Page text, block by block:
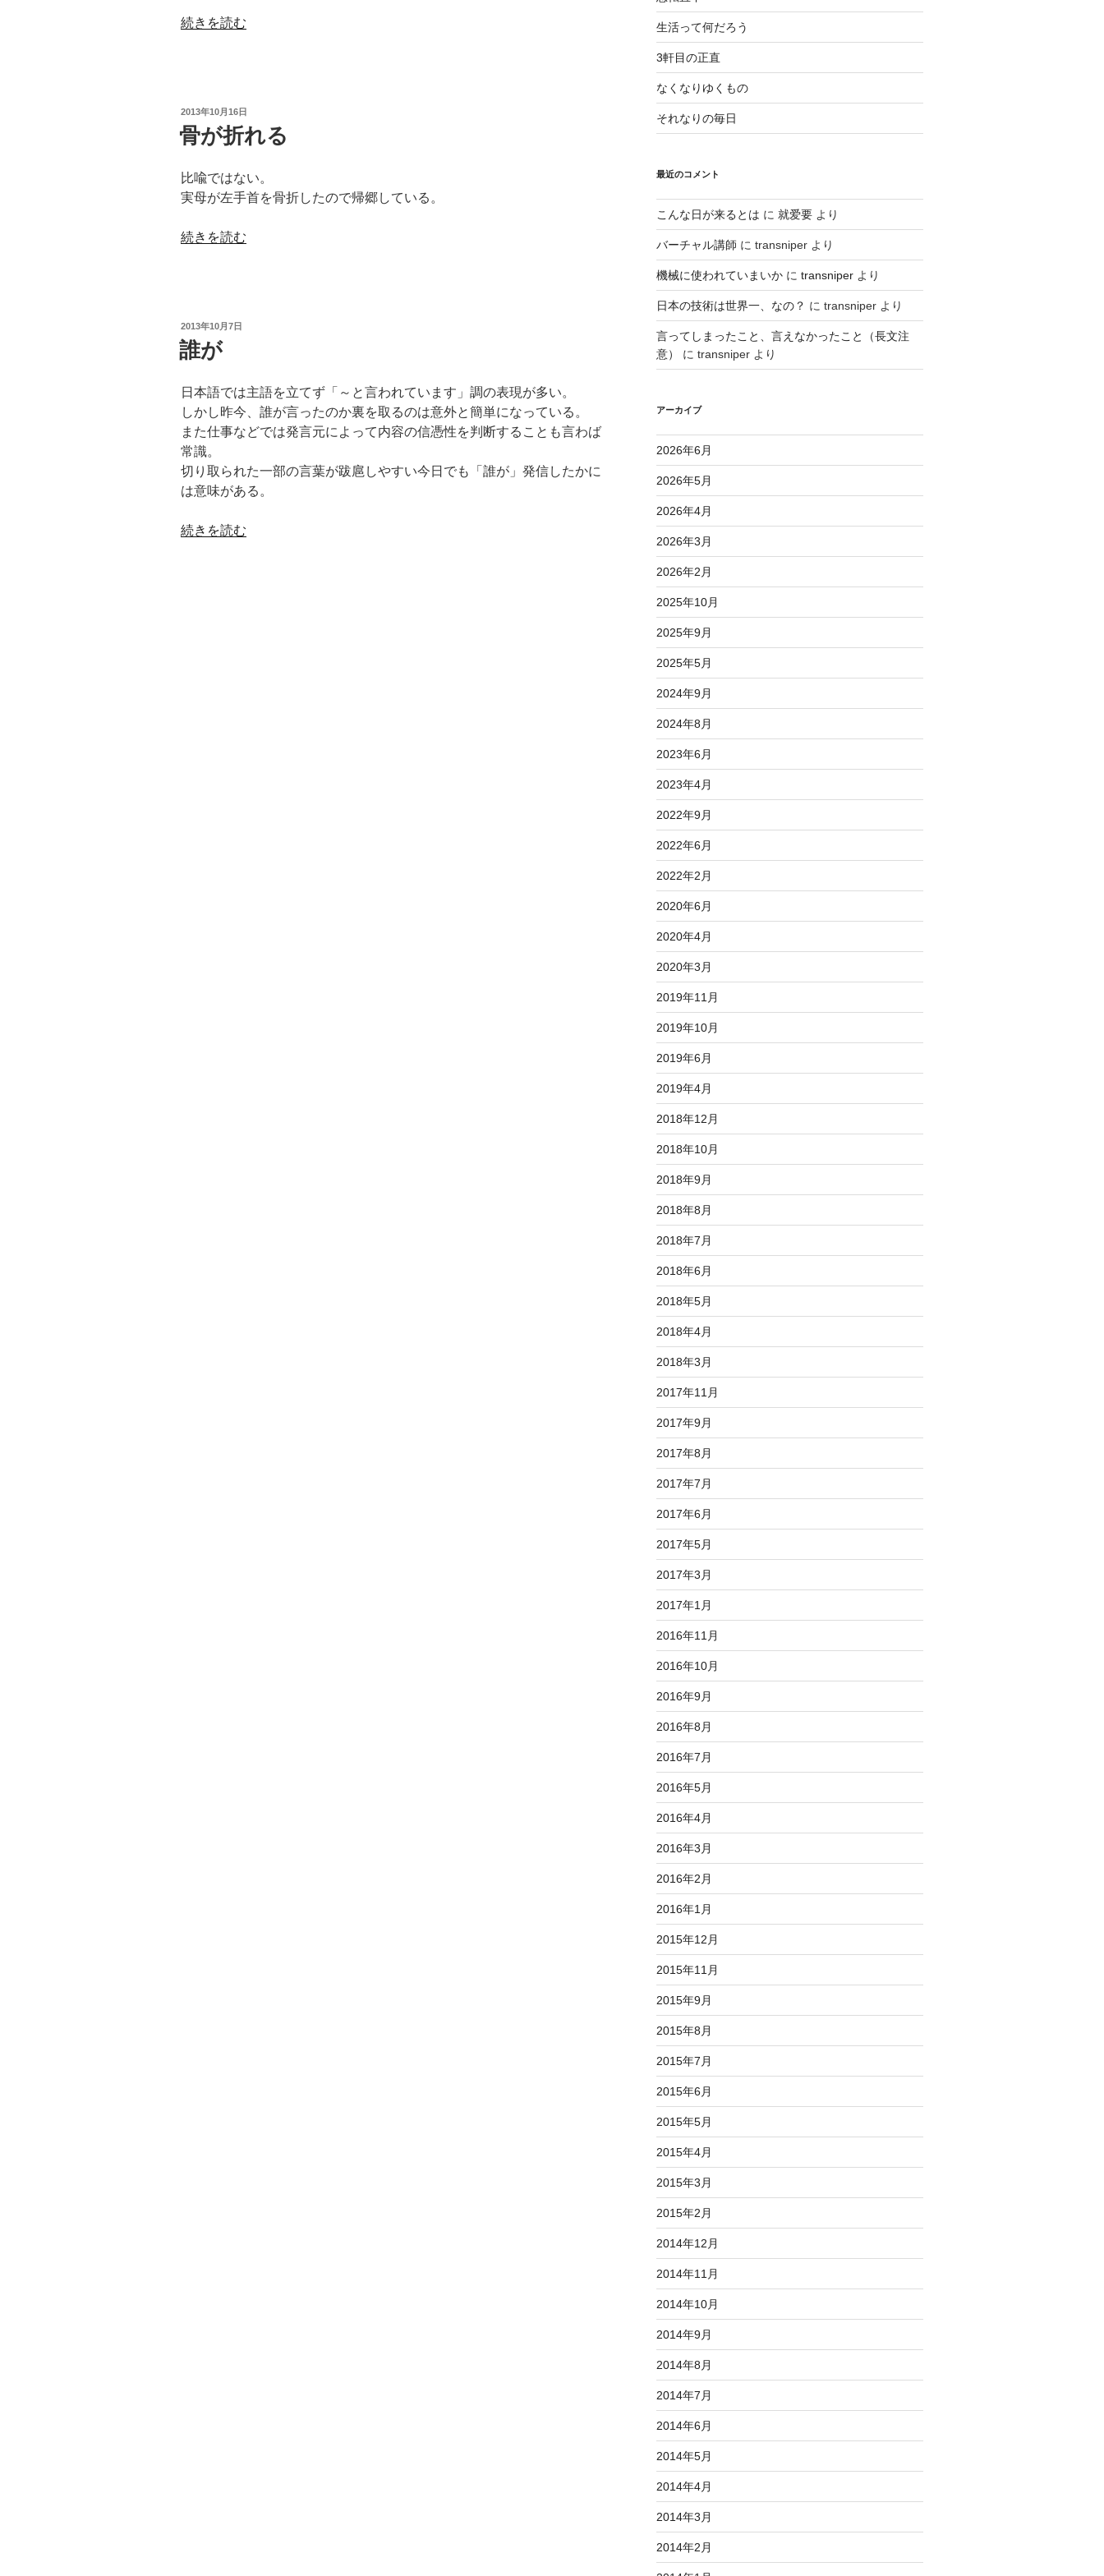
“自
だ
の
続きを読む
投
稿
日:
2013年10月16日
骨が折れる
比喩ではない。
実母が左手首を骨折したので帰郷している。
“骨
の
続きを読む
投
稿
日:
2013年10月7日
誰が
日本語では主語を立てず「～と言われています」調の表現が多い。
しかし昨今、誰が言ったのか裏を取るのは意外と簡単になっている。
また仕事などでは発言元によって内容の信憑性を判断することも言わば
常識。
切り取られた一部の言葉が跋扈しやすい今日でも「誰が」発信したかに
は意味がある。
“誰
続きを読む
生活って何だろう
3軒目の正直
なくなりゆくもの
それなりの毎日
最近のコメント
こんな日が来るとは に 就爱要より
バーチャル講師 に transniperより
機械に使われていまいかに transniperより
日本の技術は世界一、なの？ に transniperより
言ってしまったこと、言えなかったこと（長文注
意）
に transniperより
アーカイブ
2026年6月
2026年5月
2026年4月
2026年3月
2026年2月
2025年10月
2025年9月
2025年5月
2024年9月
2024年8月
2023年6月
2023年4月
2022年9月
2022年6月
2022年2月
2020年6月
2020年4月
2020年3月
2019年11月
2019年10月
2019年6月
2019年4月
2018年12月
2018年10月
2018年9月
2018年8月
2018年7月
2018年6月
2018年5月
2018年4月
2018年3月
2017年11月
2017年9月
2017年8月
2017年7月
2017年6月
2017年5月
2017年3月
2017年1月
2016年11月
2016年10月
2016年9月
2016年8月
2016年7月
2016年5月
2016年4月
2016年3月
2016年2月
2016年1月
2015年12月
2015年11月
2015年9月
2015年8月
2015年7月
2015年6月
2015年5月
2015年4月
2015年3月
2015年2月
2014年12月
2014年11月
2014年10月
2014年9月
2014年8月
2014年7月
2014年6月
2014年5月
2014年4月
2014年3月
2014年2月